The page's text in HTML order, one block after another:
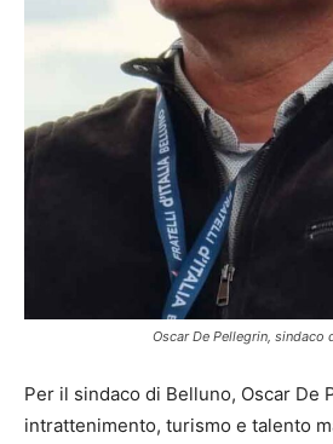
Oscar De Pellegrin, sindaco
Per il sindaco di Belluno, Oscar De
intrattenimento, turismo e talento